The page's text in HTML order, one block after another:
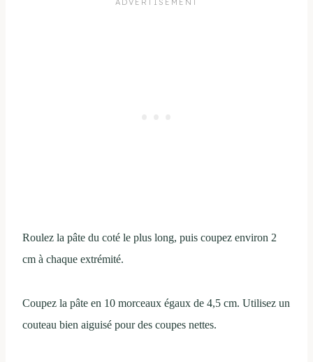
Roulez la pâte du coté le plus long, puis coupez environ 2
cm à chaque extrémité.
Coupez la pâte en 10 morceaux égaux de 4,5 cm. Utilisez un
couteau bien aiguisé pour des coupes nettes.